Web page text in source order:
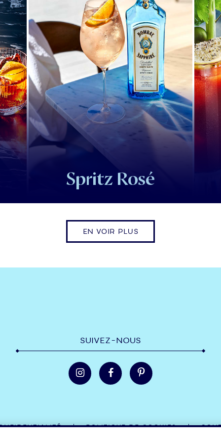
Spritz Rosé
EN VOIR PLUS
SUIVEZ-NOUS
POLITIQUE DE COOKIES